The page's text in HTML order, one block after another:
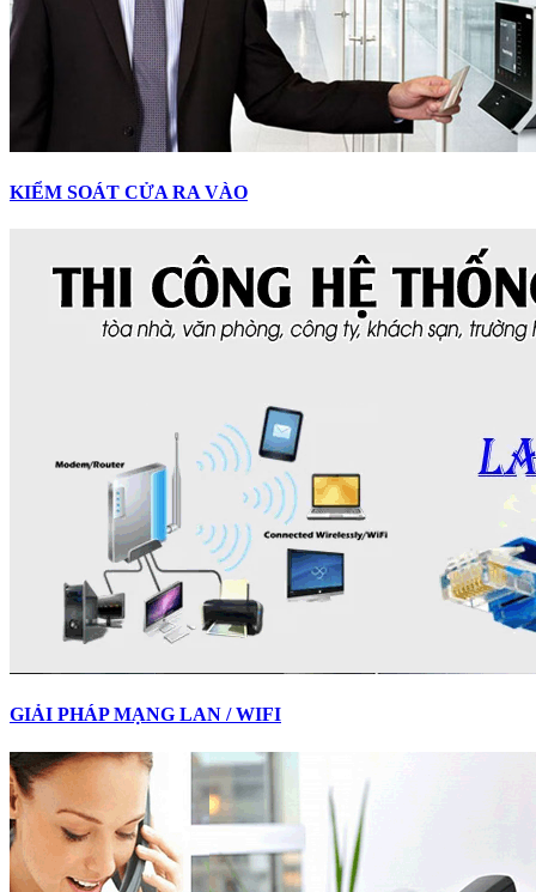
KIỂM SOÁT CỬA RA VÀO
GIẢI PHÁP MẠNG LAN / WIFI